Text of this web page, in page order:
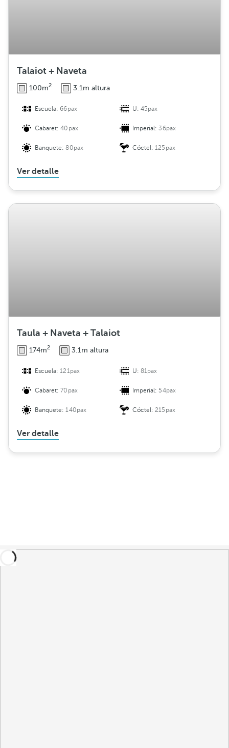
Talaiot + Naveta
100m2 3.1m altura
Escuela:66pax U:45pax
Cabaret:40pax Imperial:36pax
Banquete:80pax Cóctel:125pax
Ver detalle
Taula + Naveta + Talaiot
174m2 3.1m altura
Escuela:121pax U:81pax
Cabaret:70pax Imperial: 54pax
Banquete:140pax Cóctel:215pax
Ver detalle